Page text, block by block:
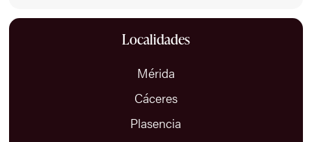
Localidades
Mérida
Cáceres
Plasencia